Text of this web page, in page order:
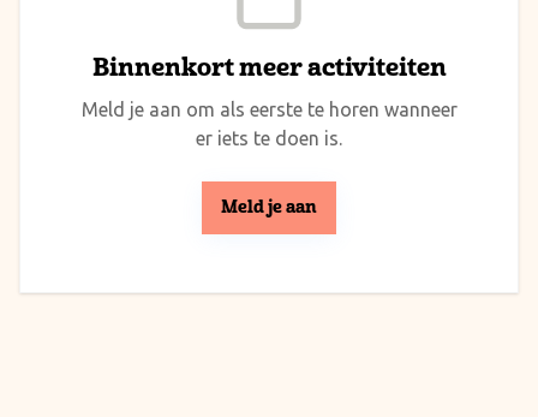
Binnenkort meer activiteiten
Meld je aan om als eerste te horen wanneer
er iets te doen is.
Meld je aan